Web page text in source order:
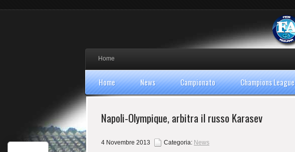
Home
Home News Campionato Champions League
Napoli-Olympique, arbitra il russo Karasev
4 Novembre 2013 Categoria: News